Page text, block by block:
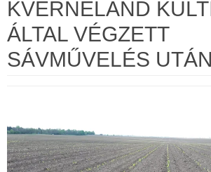
KVERNELAND
ÁLTAL VÉGZETT
SÁVMŰVELÉS UTÁN